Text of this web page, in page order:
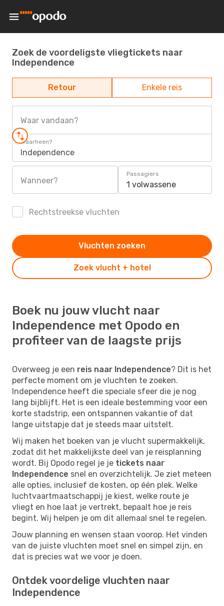
Zoek de voordeligste vliegtickets naar
Independence
Retour Enkele reis
Waar vandaan?
Waarheen?
Independence
Wanneer?
Passagiers
1 volwassene
Rechtstreekse vluchten
Zoek vlucht + hotel
Vluchten zoeken
Boek nu jouw vlucht naar
Independence met Opodo en
profiteer van de laagste prijs
Overweeg je een reis naar Independence? Dit is het
perfecte moment om je vluchten te zoeken.
Independence heeft die speciale sfeer die je nog
lang bijblijft. Het is een ideale bestemming voor een
korte stadstrip, een ontspannen vakantie of dat
lange uitstapje dat je steeds maar uitstelt.
Wij maken het boeken van je vlucht supermakkelijk,
zodat dit het makkelijkste deel van je reisplanning
wordt. Bij Opodo regel je je tickets naar
Independence snel en overzichtelijk. Je ziet meteen
alle opties, inclusief de kosten, op één plek. Welke
luchtvaartmaatschappij je kiest, welke route je
vliegt en hoe laat je vertrekt, bepaalt hoe je reis
begint. Wij helpen je om dit allemaal snel te regelen.
Jouw planning en wensen staan voorop. Het vinden
van de juiste vluchten moet snel en simpel zijn, en
dat is precies wat we voor je doen.
Ontdek voordelige vluchten naar
Independence